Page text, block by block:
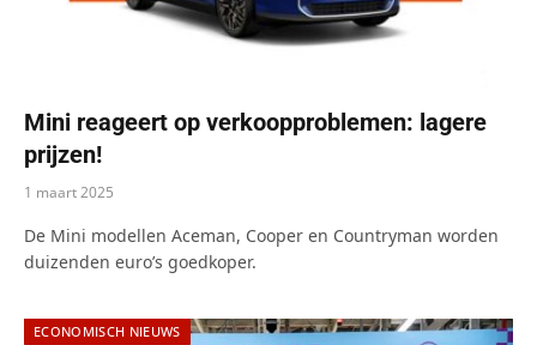
Mini reageert op verkoopproblemen: lagere
prijzen!
1 maart 2025
De Mini modellen Aceman, Cooper en Countryman worden
duizenden euro’s goedkoper.
ECONOMISCH NIEUWS